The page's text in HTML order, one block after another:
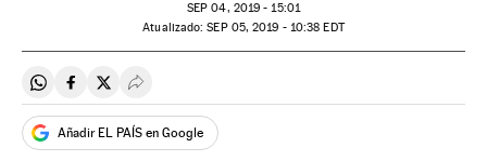
SEP 04, 2019 - 15:01
atualizado: SEP05, 2019 - 10:38 EDT
Compartir en Whatsapp
Compartir en Facebook
Compartir en Twitter
Desplegar Redes Sociales
Añadir EL PAÍS en Google